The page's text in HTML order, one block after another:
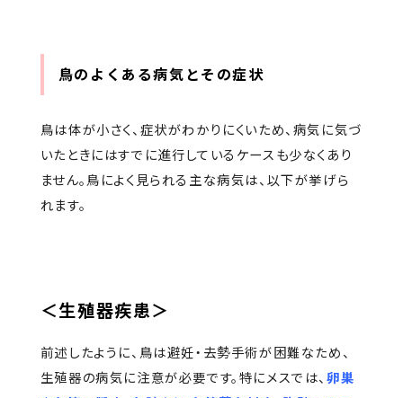
鳥のよくある病気とその症状
鳥は体が小さく、症状がわかりにくいため、病気に気づ
いたときにはすでに進行しているケースも少なくあり
ません。鳥によく見られる主な病気は、以下が挙げら
れます。
＜生殖器疾患＞
前述したように、鳥は避妊・去勢手術が困難なため、
生殖器の病気に注意が必要です。特にメスでは、 卵巣